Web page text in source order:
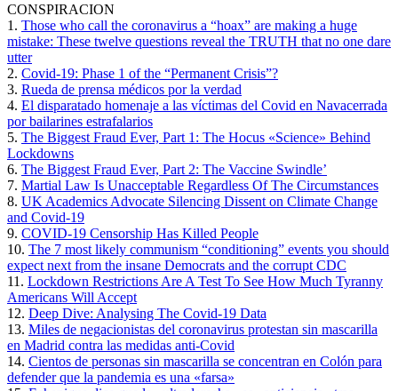
CONSPIRACION
1. Those who call the coronavirus a “hoax” are making a huge
mistake: These twelve questions reveal the TRUTH that no one dare
utter
2. Covid-19: Phase 1 of the “Permanent Crisis”?
3. Rueda de prensa médicos por la verdad
4. El disparatado homenaje a las víctimas del Covid en Navacerrada
por bailarines estrafalarios
5. The Biggest Fraud Ever, Part 1: The Hocus «Science» Behind
Lockdowns
6. The Biggest Fraud Ever, Part 2: The Vaccine Swindle’
7. Martial Law Is Unacceptable Regardless Of The Circumstances
8. UK Academics Advocate Silencing Dissent on Climate Change
and Covid-19
9. COVID-19 Censorship Has Killed People
10. The 7 most likely communism “conditioning” events you should
expect next from the insane Democrats and the corrupt CDC
11. Lockdown Restrictions Are A Test To See How Much Tyranny
Americans Will Accept
12. Deep Dive: Analysing The Covid-19 Data
13. Miles de negacionistas del coronavirus protestan sin mascarilla
en Madrid contra las medidas anti-Covid
14. Cientos de personas sin mascarilla se concentran en Colón para
defender que la pandemia es una «farsa»